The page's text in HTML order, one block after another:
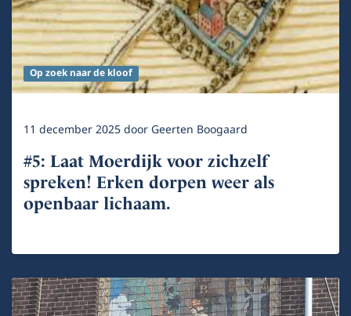
Op zoek naar de kloof
11 december 2025door Geerten Boogaard
#5: Laat Moerdijk voor zichzelf
spreken! Erken dorpen weer als
openbaar lichaam.